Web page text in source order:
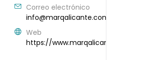
Correo electrónico
info@marqalicante.com
Web
https://www.marqalicante.com/